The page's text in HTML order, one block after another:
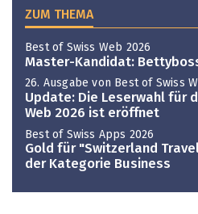
ZUM THEMA
Best of Swiss Web 2026
Master-Kandidat:
26. Ausgabe von Best of Swiss
Update: Die Leserwahl für
Web 2026 ist eröffnet
Best of Swiss Apps 2026
Gold für "Switzerland
der Kategorie Business